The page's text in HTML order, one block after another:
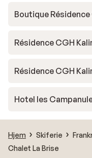
Boutique Résidence
Résidence CGH
Résidence CGH
Hotel les
Hjem Skiferie
Chalet La Brise